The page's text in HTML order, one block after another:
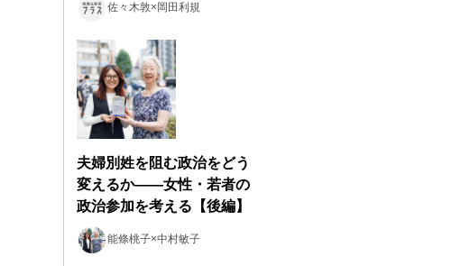
佐々木敦×岡田利規
夫婦別姓を阻む政治をどう
変えるか――女性・若者の
政治参加を考える【後編】
能條桃子×中村敏子